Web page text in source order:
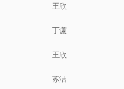
王欣
丁谦
王欣
苏洁